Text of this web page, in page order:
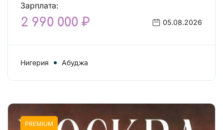
Зарплата:
2 990 000 ₽ 05.08.2026
Нигерия Абуджа
PREMIUM